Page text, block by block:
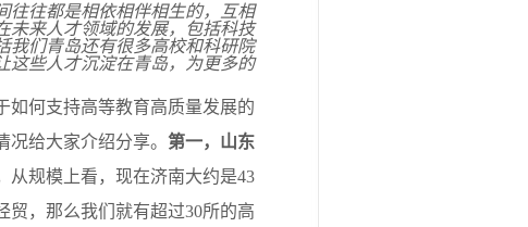
往往都是相依相伴相生的，互相
未来人才领域的发展，包括科技
我们青岛还有很多高校和科研院
这些人才沉淀在青岛，为更多的
如何支持高等教育高质量发展的
给大家介绍分享。 第一， 山东
从规模上看，现在济南大约是43
贸，那么我们就有超过30所的高